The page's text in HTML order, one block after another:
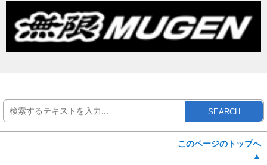
SEARCH
このページのトップへ
▲